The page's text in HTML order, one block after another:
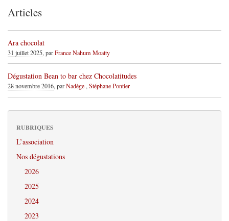
Articles
Ara chocolat
31 juillet 2025, parFrance Nahum Moatty
Dégustation Bean to bar chez Chocolatitudes
28 novembre 2016, parNadège , Stéphane Pontier
RUBRIQUES
L’association
Nos dégustations
2026
2025
2024
2023